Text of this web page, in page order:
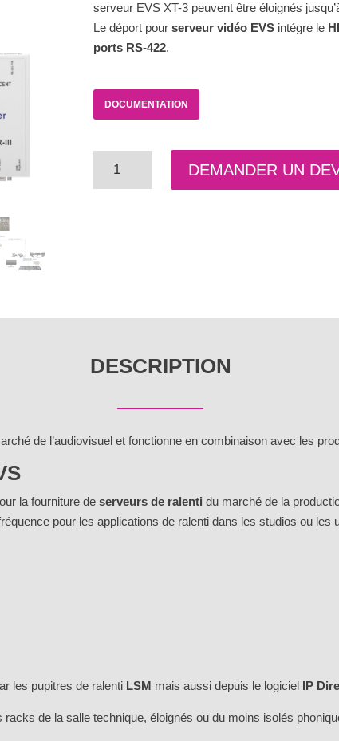
serveur EVS XT-3 peuvent être éloignés
Le déport pourserveur vidéo EVS intégre le
ports RS-422.
DOCUMENTATION
DEMANDER UN
DESCRIPTION
de l’audiovisuel et fonctionne en combinaison avec les
la fourniture deserveurs de ralenti du marché de la
pour les applications de ralenti dans les studios ou les
les pupitres de ralenti LSM mais aussi depuis le logiciel IP
de la salle technique, éloignés ou du moins isolés